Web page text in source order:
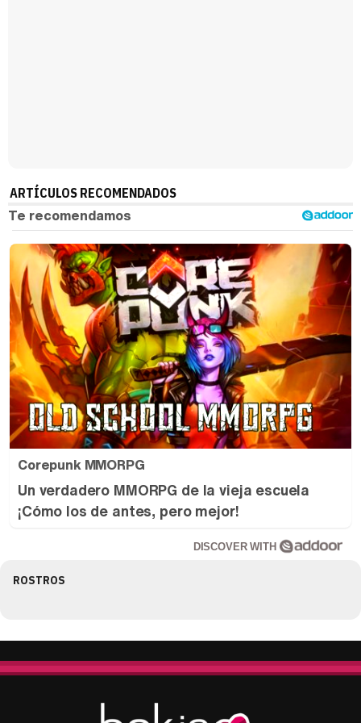
ARTÍCULOS RECOMENDADOS
Corepunk MMORPG
Un verdadero MMORPG de la vieja escuela
¡Cómo los de antes, pero mejor!
DISCOVER WITH
ROSTROS